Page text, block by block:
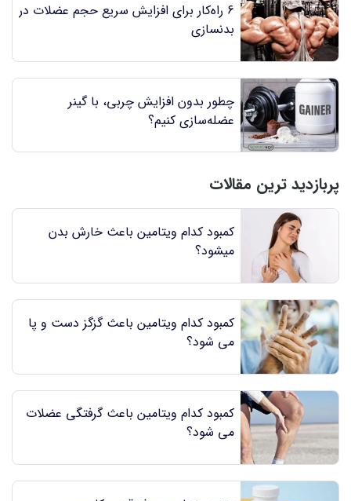
6 راه‌کار برای افزایش سریع حجم عضلات در
بدنسازی
چطور بدون افزایش چربی، با گینر
عضله‌سازی کنیم؟
پربازدید ترین مقالات
کمبود کدام ویتامین باعث خارش بدن
میشود؟
کمبود کدام ویتامین باعث گزگز دست و پا
می شود؟
کمبود کدام ویتامین باعث گرفتگی عضلات
می شود؟